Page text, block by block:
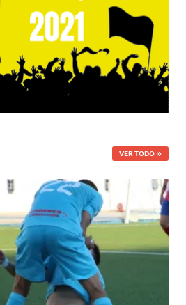
VER TODO